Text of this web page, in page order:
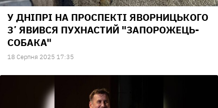
У ДНІПРІ НА ПРОСПЕКТІ ЯВОРНИЦЬКОГО
ЗʼЯВИВСЯ ПУХНАСТИЙ "ЗАПОРОЖЕЦЬ-
СОБАКА"
18 Серпня 2025 17:35